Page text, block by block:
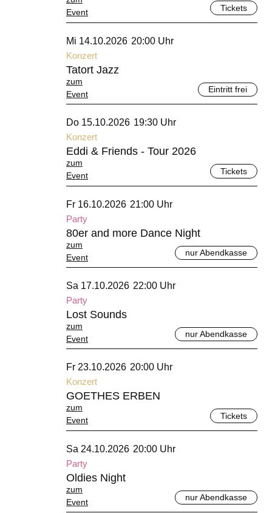
Tickets
Event
Oktober 2026
Mi 14.10.2026 20:00 Uhr
Konzert
Eintritt frei
Tatort Jazz
zum
Event
Oktober 2026
Do 15.10.2026 19:30 Uhr
Konzert
Tickets
Eddi & Friends - Tour 2026
zum
Event
Oktober 2026
Fr 16.10.2026 21:00 Uhr
Party
nur Abendkasse
80er and more Dance Night
zum
Event
Oktober 2026
Sa 17.10.2026 22:00 Uhr
Party
nur Abendkasse
Lost Sounds
zum
Event
Oktober 2026
Fr 23.10.2026 20:00 Uhr
Konzert
Tickets
GOETHES ERBEN
zum
Event
Oktober 2026
Sa 24.10.2026 20:00 Uhr
Party
nur Abendkasse
Oldies Night
zum
Event